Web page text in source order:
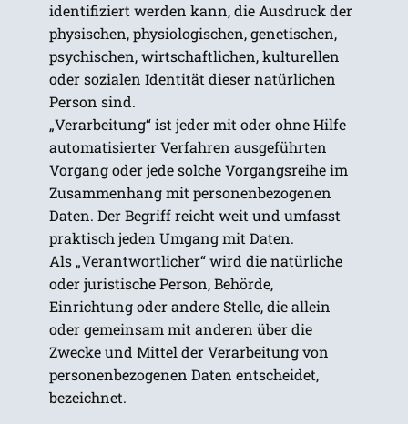
identifiziert werden kann, die Ausdruck der
physischen, physiologischen, genetischen,
psychischen, wirtschaftlichen, kulturellen
oder sozialen Identität dieser natürlichen
Person sind.
„Verarbeitung“ ist jeder mit oder ohne Hilfe
automatisierter Verfahren ausgeführten
Vorgang oder jede solche Vorgangsreihe im
Zusammenhang mit personenbezogenen
Daten. Der Begriff reicht weit und umfasst
praktisch jeden Umgang mit Daten.
Als „Verantwortlicher“ wird die natürliche
oder juristische Person, Behörde,
Einrichtung oder andere Stelle, die allein
oder gemeinsam mit anderen über die
Zwecke und Mittel der Verarbeitung von
personenbezogenen Daten entscheidet,
bezeichnet.